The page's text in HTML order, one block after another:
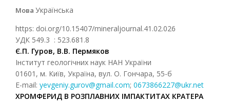
Мова Українська
https: doi.org/10.15407/mineraljournal.41.02.026
УДК 549.3 : 523.681.8
Є.П. Гуров, В.В. Пермяков
Інститут геологічних наук НАН України
01601, м. Київ, Україна, вул. О. Гончара, 55-б
E-mail: yevgeniy.gurov@gmail.com; 0673866227@ukr.net
ХРОМФЕРИД В РОЗПЛАВНИХ ІМПАКТИТАХ КРАТЕРА